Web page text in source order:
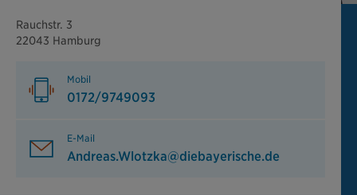
Rauchstr. 3
22043 Hamburg
Mobil
0172/9749093
E-Mail
Andreas.Wlotzka@diebayerische.de